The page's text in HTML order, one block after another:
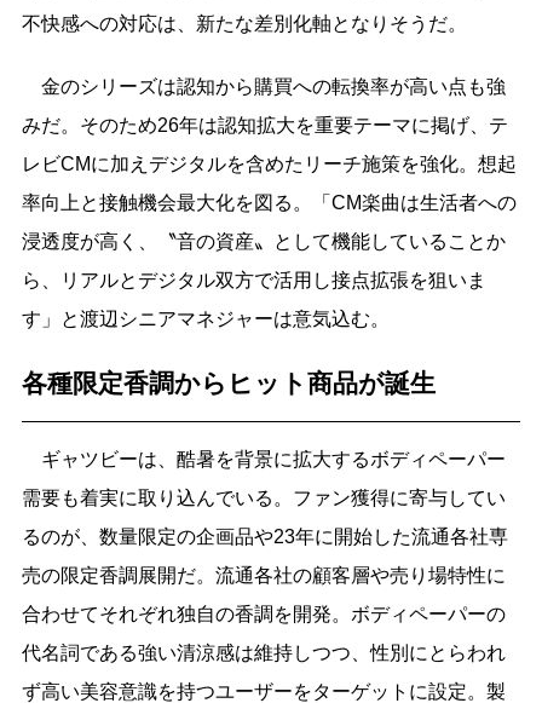
不快感への対応は、新たな差別化軸となりそうだ。
金のシリーズは認知から購買への転換率が高い点も強
みだ。そのため26年は認知拡大を重要テーマに掲げ、テ
レビCMに加えデジタルを含めたリーチ施策を強化。想起
率向上と接触機会最大化を図る。「CM楽曲は生活者への
浸透度が高く、〝音の資産〟として機能していることか
ら、リアルとデジタル双方で活用し接点拡張を狙いま
す」と渡辺シニアマネジャーは意気込む。
各種限定香調からヒット商品が誕生
ギャツビーは、酷暑を背景に拡大するボディペーパー
需要も着実に取り込んでいる。ファン獲得に寄与してい
るのが、数量限定の企画品や23年に開始した流通各社専
売の限定香調展開だ。流通各社の顧客層や売り場特性に
合わせてそれぞれ独自の香調を開発。ボディペーパーの
代名詞である強い清涼感は維持しつつ、性別にとらわれ
ず高い美容意識を持つユーザーをターゲットに設定。製